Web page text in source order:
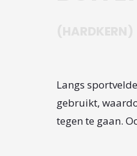
Langs
gebruikt,
tegen te gaan.